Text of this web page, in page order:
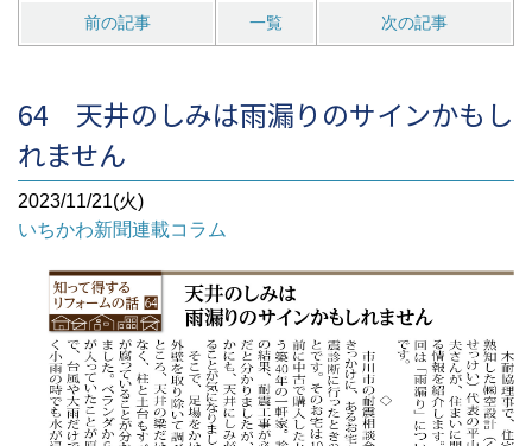
前の記事 一覧 次の記事
64 天井のしみは雨漏りのサインかもし
れません
2023/11/21(火)
いちかわ新聞連載コラム